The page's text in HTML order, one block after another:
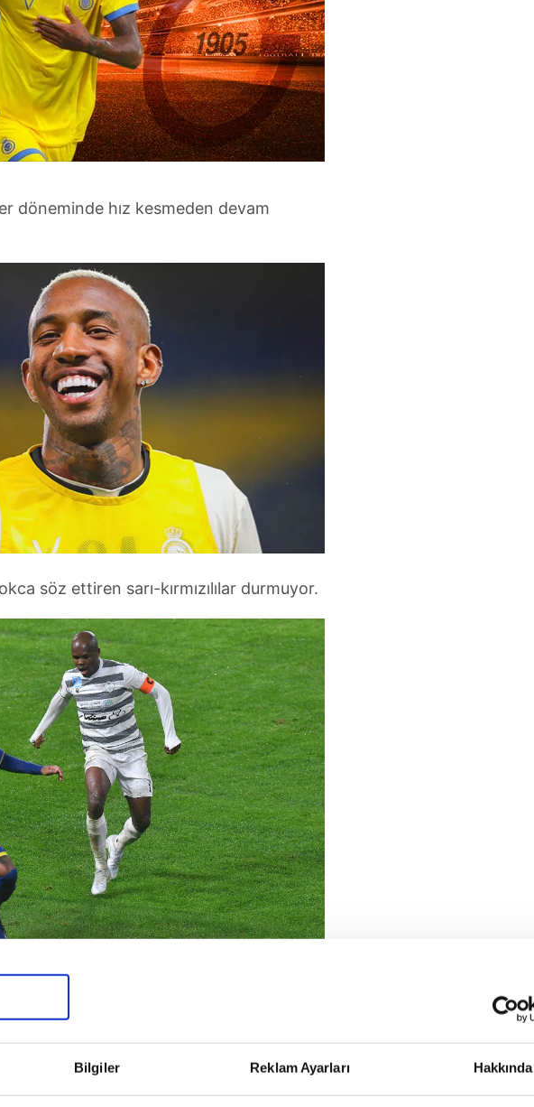
Bilgiler Reklam Ayarları Hakkında
döneminde hız kesmeden devam
söz ettiren sarı-kırmızılılar durmuyor.
lideriği de şampiyonluğu da